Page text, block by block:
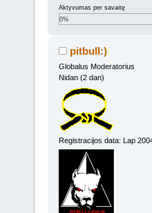
Aktyvumas per savaitę
0%
pitbull:)
Globalus Moderatorius
Nidan (2 dan)
Registracijos data: Lap